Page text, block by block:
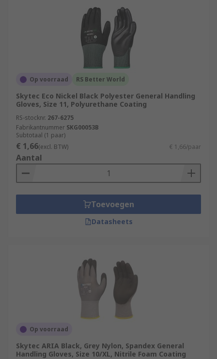
Op voorraad RS Better World
Skytec Eco Nickel Black Polyester General Handling
Gloves, Size 11, Polyurethane Coating
RS-stocknr. 267-6275
Fabrikantnummer SKG00053B
Subtotaal (1 paar)
€ 1,66(excl. BTW) € 1,66/paar
Aantal
Toevoegen
Datasheets
Op voorraad
Skytec ARIA Black, Grey Nylon, Spandex General
Handling Gloves, Size 10/XL, Nitrile Foam Coating